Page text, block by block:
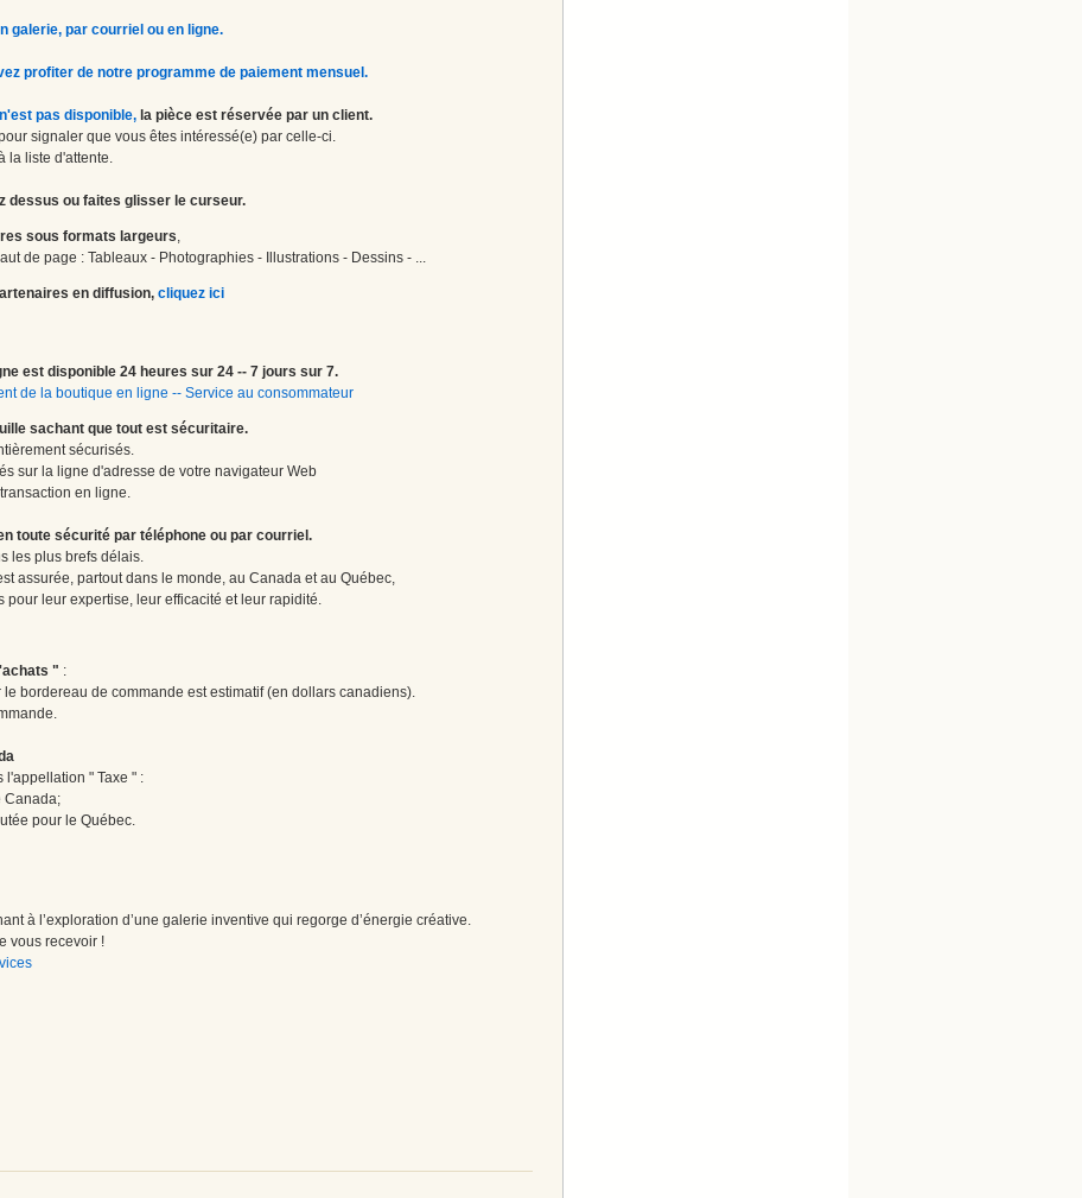
galerie, par courriel ou en ligne.
profiter de notre programme de paiement mensuel.
pas disponible, la pièce est réservée par un client.
signaler que vous êtes intéressé(e) par celle-ci.
la liste d'attente.
dessus ou faites glisser le curseur.
sous formats largeurs,
de page : Tableaux - Photographies - Illustrations - Dessins - ...
en diffusion, cliquez ici
est disponible 24 heures sur 24 -- 7 jours sur 7.
de la boutique en ligne -- Service au consommateur
sachant que tout est sécuritaire.
sécurisés.
sur la ligne d'adresse de votre navigateur Web
en ligne.
toute sécurité par téléphone ou par courriel.
les plus brefs délais.
assurée, partout dans le monde, au Canada et au Québec,
pour leur expertise, leur efficacité et leur rapidité.
" :
bordereau de commande est estimatif (en dollars canadiens).
l'appellation " Taxe " :
Canada;
pour le Québec.
à l’exploration d’une galerie inventive qui regorge d’énergie créative.
vous recevoir !